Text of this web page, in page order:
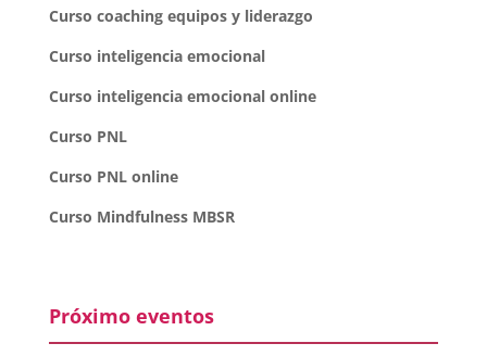
Curso coaching equipos y liderazgo
Curso inteligencia emocional
Curso inteligencia emocional online
Curso PNL
Curso PNL online
Curso Mindfulness MBSR
Próximo eventos